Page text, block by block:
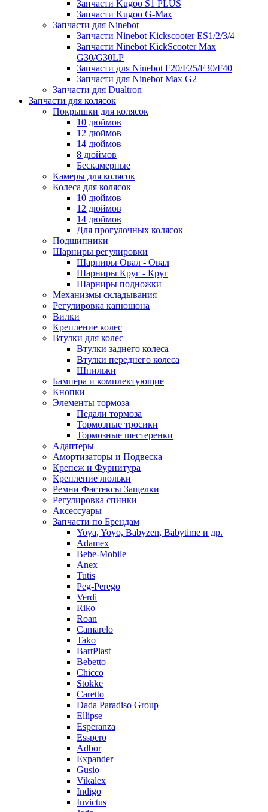
Запчасти Kugoo S1 PLUS
Запчасти Kugoo G-Max
Запчасти для Ninebot
Запчасти Ninebot Kickscooter ES1/2/3/4
Запчасти Ninebot KickScooter Max
G30/G30LP
Запчасти для Ninebot F20/F25/F30/F40
Запчасти для Ninebot Max G2
Запчасти для Dualtron
Запчасти для колясок
Покрышки для колясок
10 дюймов
12 дюймов
14 дюймов
8 дюймов
Бескамерные
Камеры для колясок
Колеса для колясок
10 дюймов
12 дюймов
14 дюймов
Для прогулочных колясок
Подшипники
Шарниры регулировки
Шарниры Овал - Овал
Шарниры Круг - Круг
Шарниры подножки
Механизмы складывания
Регулировка капюшона
Вилки
Крепление колес
Втулки для колес
Втулки заднего колеса
Втулки переднего колеса
Шпильки
Бампера и комплектующие
Кнопки
Элементы тормоза
Педали тормоза
Тормозные тросики
Тормозные шестеренки
Адаптеры
Амортизаторы и Подвеска
Крепеж и Фурнитура
Крепление люльки
Ремни Фастексы Защелки
Регулировка спинки
Аксессуары
Запчасти по Брендам
Yoya, Yoyo, Babyzen, Babytime и др.
Adamex
Bebe-Mobile
Anex
Tutis
Peg-Perego
Verdi
Riko
Roan
Camarelo
Tako
BartPlast
Bebetto
Chicco
Stokke
Caretto
Dada Paradiso Group
Ellipse
Esperanza
Esspero
Adbor
Expander
Gusio
Vikalex
Indigo
Invictus